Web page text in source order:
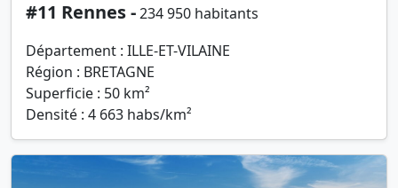
#11 Rennes -234 950 habitants
Département : ILLE-ET-VILAINE
Région : BRETAGNE
Superficie : 50 km²
Densité : 4 663 habs/km²